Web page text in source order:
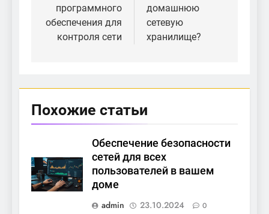
записям
программного
обеспечения для
контроля сети
домашнюю
сетевую
хранилище?
Похожие статьи
Обеспечение безопасности
сетей для всех
пользователей в вашем
доме
admin
23.10.2024 0